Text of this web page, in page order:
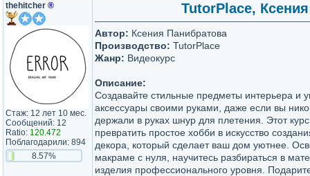
thehitcher ®
Стаж: 12 лет 10 мес.
Сообщений: 12
Ratio: 120.472
Поблагодарили: 894
8.57%
TutorPlace,
Автор: Ксения Панибратова
Производство: TutorPlace
Жанр: Видеокурс
Описание:
Создавайте стильные предметы интерьера и
аксессуары своими руками, даже если вы
держали в руках шнур для плетения. Этот
превратить простое хобби в искусство
декора, который сделает ваш дом уютнее.
макраме с нуля, научитесь разбираться в
изделия профессионального уровня.